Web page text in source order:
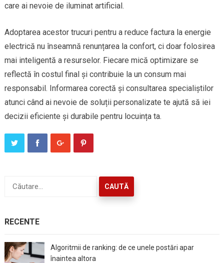
care ai nevoie de iluminat artificial.
Adoptarea acestor trucuri pentru a reduce factura la energie
electrică nu înseamnă renunțarea la confort, ci doar folosirea
mai inteligentă a resurselor. Fiecare mică optimizare se
reflectă în costul final și contribuie la un consum mai
responsabil. Informarea corectă și consultarea specialiștilor
atunci când ai nevoie de soluții personalizate te ajută să iei
decizii eficiente și durabile pentru locuința ta.
după:
RECENTE
Algoritmii de ranking: de ce unele postări apar
înaintea altora